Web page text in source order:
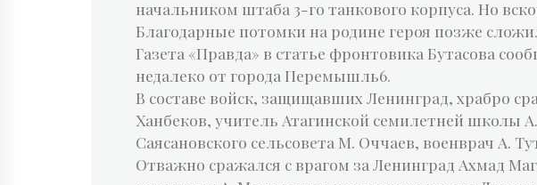
начальником штаба 3-го танкового корпуса. Но
Благодарные потомки на родине героя позже
Газета «Правда» в статье фронтовика Бутасова
недалеко от города Перемышль6.
В составе войск, защищавших Ленинград, храбро
Ханбеков, учитель Атагинской семилетней школы
Саясановского сельсовета М. Оччаев, военврач А.
Отважно сражался с врагом за Ленинград Ахмад